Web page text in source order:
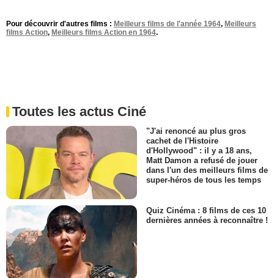
Pour découvrir d'autres films : Meilleurs films de l'année 1964, Meilleurs
films Action, Meilleurs films Action en 1964.
Toutes les actus Ciné
"J'ai renoncé au plus gros
cachet de l'Histoire
d'Hollywood" : il y a 18 ans,
Matt Damon a refusé de jouer
dans l'un des meilleurs films de
super-héros de tous les temps
Quiz Cinéma : 8 films de ces 10
dernières années à reconnaître !